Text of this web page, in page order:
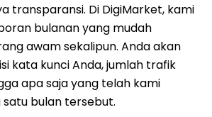
transparansi. Di DigiMarket, kami
bulanan yang mudah
awam sekalipun. Anda akan
kata kunci Anda, jumlah trafik
apa saja yang telah kami
bulan tersebut.